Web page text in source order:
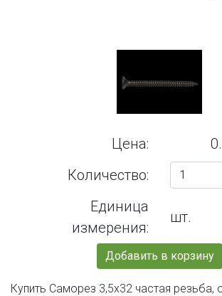
Цена:
Количество:
Единица
измерения:
шт.
Добавить в корзину
Купить Саморез 3,5х32 частая резьба,